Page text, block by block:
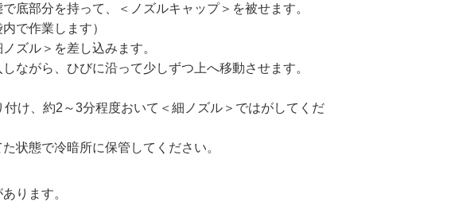
底部分を持って、＜ノズルキャップ＞を被せます。
で作業します）
ズル＞を差し込みます。
ながら、ひびに沿って少しずつ上へ移動させます。
け、約2～3分程度おいて＜細ノズル＞ではがしてくだ
状態で冷暗所に保管してください。
ります。